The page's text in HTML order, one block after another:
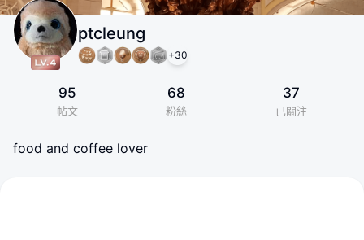
ptcleung
+30
95
帖文
68
粉絲
37
已關注
food and coffee lover